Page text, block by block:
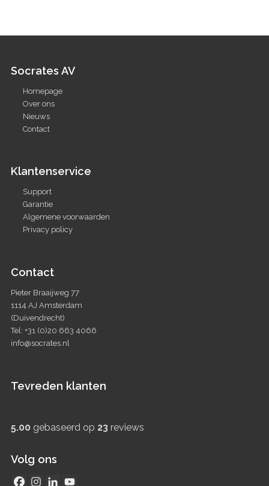
Socrates AV
Homepage
Over ons
Nieuws
Contact
Klantenservice
Support
Garantie
Algemene voorwaarden
Privacy policy
Contact
Pieter Braaijweg 77
1114 AJ Amsterdam
(Duivendrecht)
Tel: +31 (0)20 663 4066
info@socrates.nl
Tevreden klanten
5.00 gebaseerd op 23 reviews
Volg ons